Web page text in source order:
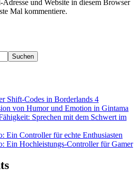
und Website in diesem Browser
Mal kommentiere.
Suchen
Shift-Codes in Borderlands 4
von Humor und Emotion in Gintama
Sprechen mit dem Schwert im
Ein Controller für echte Enthusiasten
Ein Hochleistungs-Controller für Gamer